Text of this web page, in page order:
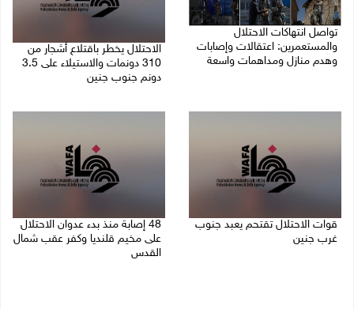
تواصل انتهاكات الاحتلال
والمستعمرين: اعتقالات وإصابات
وهدم منازل ومداهمات واسعة
الاحتلال يخطر باقتلاع أشجار من
310 دونمات والاستيلاء على 3.5
دونم جنوب جنين
قوات الاحتلال تقتحم يعبد جنوب
غرب جنين
48 إصابة منذ بدء عدوان الاحتلال
على مخيم قلنديا وكفر عقب شمال
القدس